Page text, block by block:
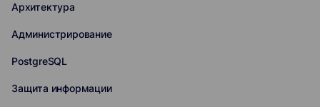
Архитектура
Администрирование
PostgreSQL
Защита информации